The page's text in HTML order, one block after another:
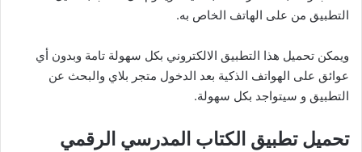
التطبيق من على الهاتف الخاص به.
ويمكن تحميل هذا التطبيق الالكتروني بكل سهولة تامة وبدون أي
عوائق على الهواتف الذكية بعد الدخول متجر بلاي والبحث عن
التطبيق و سيتواجد بكل سهولة.
تحميل تطبيق الكتاب المدرسي الرقمي